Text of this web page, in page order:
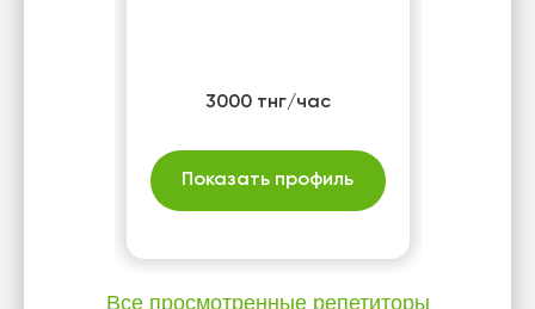
3000 тнг/час
Показать профиль
Все просмотренные репетиторы